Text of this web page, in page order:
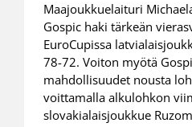
Maajoukkuelaituri
Gospic haki tärkeän
EuroCupissa
78-72. Voiton myötä
mahdollisuudet nousta
voittamalla alkulohkon
slovakialaisjoukkue